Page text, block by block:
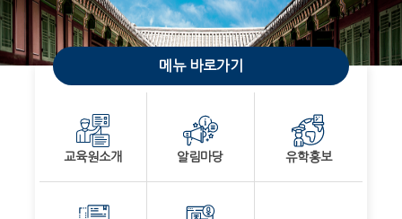
메뉴 바로가기
교육원소개 알림마당 유학홍보